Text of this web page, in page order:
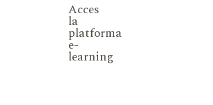
Acces
la
platforma
e-
learning